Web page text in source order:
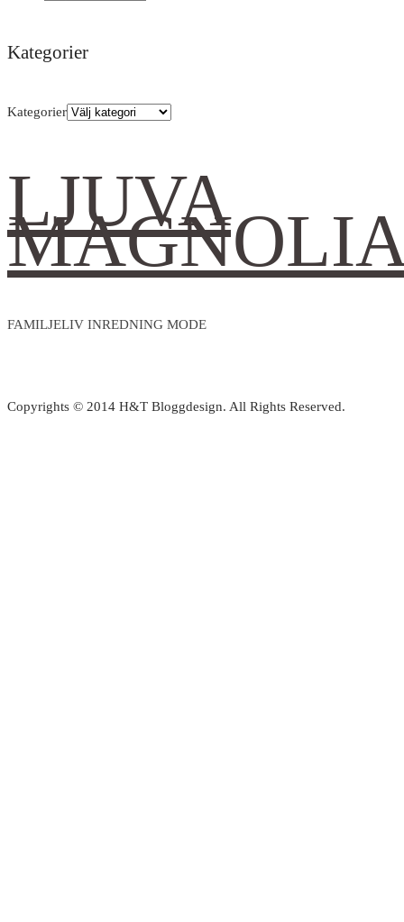
Kategorier
Kategorier
LJUVA
FAMILJELIV INREDNING MODE
Copyrights © 2014 H&T Bloggdesign. All Rights Reserved.